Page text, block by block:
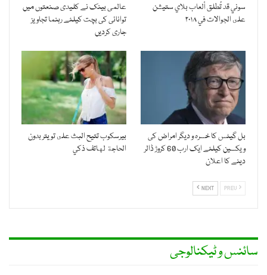
سوني قد تُطلق ألعاب بلاي ستيشن
على الجوالات في ۲۰۱۸
عالمی بینک نے کلیدی صنعتوں میں
توانائی کی بچت کیلئے رہنما تجاویز
جاری کردیں
بل گیٹس کا خسرہ و دیگر امراض کی
ویکسین کیلئے ایک ارب 60 کروڑ ڈالر
دینے کا اعلان
بيرسكوب تتيح البث على تويتر بدون
الحاجة لهاتف ذكي
NEXT
سائنس و ٹیکنالوجی